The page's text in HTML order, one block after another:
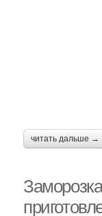
читать дальше →